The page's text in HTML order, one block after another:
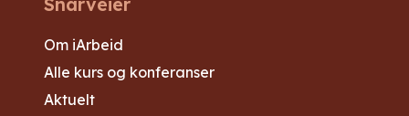
Om iArbeid
Alle kurs og konferanser
Aktuelt